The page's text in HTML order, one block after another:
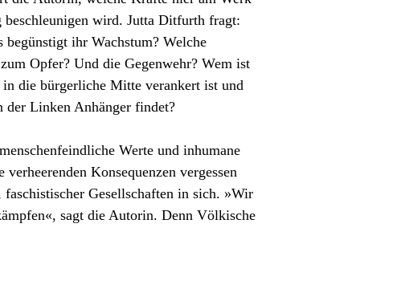
wird. Jutta Ditfurth fragt:
ihr Wachstum? Welche
Opfer? Und die Gegenwehr? Wem ist
die bürgerliche Mitte verankert ist und
der Linken Anhänger findet?
Werte und inhumane
Konsequenzen vergessen
Gesellschaften in sich. »Wir
sagt die Autorin. Denn Völkische